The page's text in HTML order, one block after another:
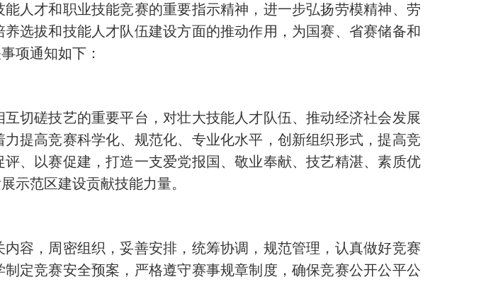
才和职业技能竞赛的重要指示精神，进一步弘扬劳模精神、劳
选拔和技能人才队伍建设方面的推动作用，为国赛、省赛储备和
项通知如下：
磋技艺的重要平台，对壮大技能人才队伍、推动经济社会发展
提高竞赛科学化、规范化、专业化水平，创新组织形式，提高竞
、以赛促建，打造一支爱党报国、敬业奉献、技艺精湛、素质优
示范区建设贡献技能力量。
，周密组织，妥善安排，统筹协调，规范管理，认真做好竞赛
定竞赛安全预案，严格遵守赛事规章制度，确保竞赛公开公平公